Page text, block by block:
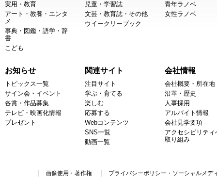
実用・教育
アート・教養・エンタ
メ
事典・図鑑・語学・辞
書
こども
児童・学習誌
文芸・教育誌・その他
ウイークリーブック
青年ラノベ
女性ラノベ
お知らせ
トピックス一覧
サイン会・イベント
各賞・作品募集
テレビ・映画化情報
プレゼント
関連サイト
注目サイト
学ぶ・育てる
楽しむ
応募する
Webコンテンツ
SNS一覧
動画一覧
会社情報
会社概要・所在地
沿革・歴史
人事採用
アルバイト情報
会社見学要項
アクセシビリティ
取り組み
画像使用・著作権 プライバシーポリシー・ソーシャルメデ